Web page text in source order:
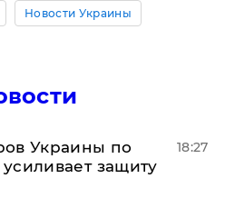
Новости Украины
Украины по
защиту
18:27